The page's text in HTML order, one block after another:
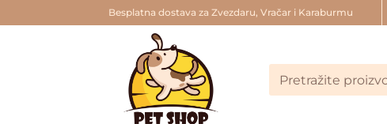
Besplatna dostava za Zvezdaru, Vračar i Karaburmu